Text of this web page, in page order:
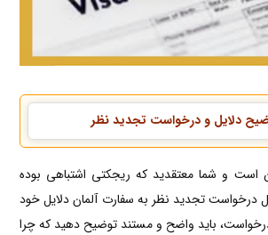
دلایل و درخواست تجدید نظر
است و شما معتقدید که ریجکتی اشتباهی بوده
درخواست تجدید نظر به سفارت آلمان دلایل خود
باید واضح و مستند توضیح دهید که چرا